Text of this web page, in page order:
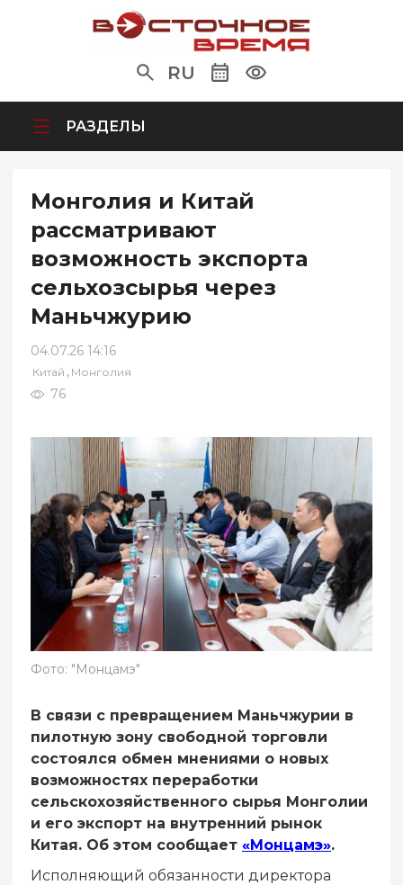
RU
РАЗДЕЛЫ
Монголия и Китай
рассматривают
возможность экспорта
сельхозсырья через
Маньчжурию
04.07.26 14:16
Китай , Монголия
76
Фото: "Монцамэ"
В связи с превращением Маньчжурии в
пилотную зону свободной торговли
состоялся обмен мнениями о новых
возможностях переработки
сельскохозяйственного сырья Монголии
и его экспорт на внутренний рынок
Китая. Об этом сообщает «Монцамэ».
Исполняющий обязанности директора